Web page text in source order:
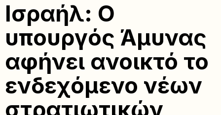
Ισραήλ: Ο
υπουργός Άμυνας
αφήνει ανοικτό το
ενδεχόμενο νέων
στρατιωτικών